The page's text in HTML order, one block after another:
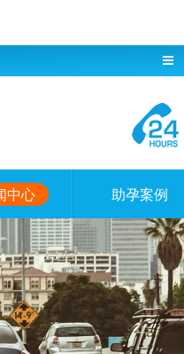
中心 助孕案例